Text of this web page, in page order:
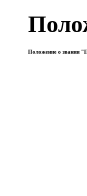
Положение о звании